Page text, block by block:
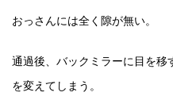
おっさんには全く隙が無い。
通過後、バックミラーに目を移
を変えてしまう。